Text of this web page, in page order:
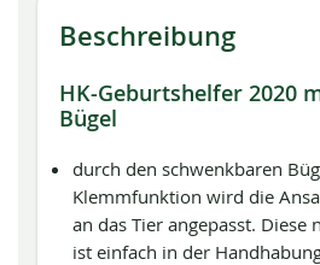
Beschreibung
HK-Geburtshelfer 2020
Bügel
durch den schwenkbaren
Klemmfunktion wird die
an das Tier angepasst. Diese
ist einfach in der